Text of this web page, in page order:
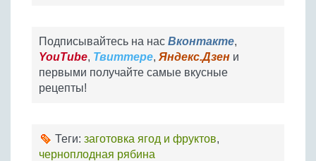
Подписывайтесь на нас Вконтакте,
YouTube, Твиттере, Яндекс.Дзен и
первыми получайте самые вкусные
рецепты!
Теги: заготовка ягод и фруктов,
черноплодная рябина